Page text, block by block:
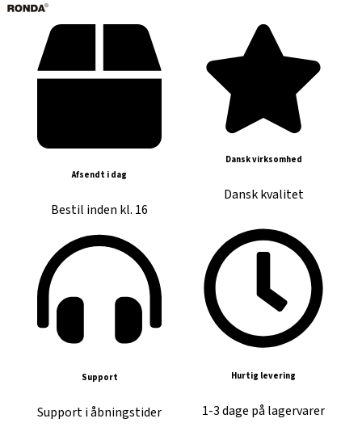
Afsendt i dag
Bestil inden kl. 16
Dansk virksomhed
Dansk kvalitet
Support
Support i åbningstider
Hurtig levering
1-3 dage på lagervarer